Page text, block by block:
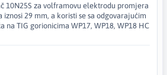
10N25S za volframovu elektrodu promjera
iznosi 29 mm, a koristi se sa odgovarajućim
na TIG gorionicima WP17, WP18, WP18 HC